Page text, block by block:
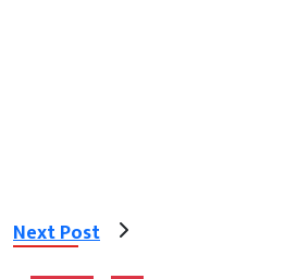
Next Post